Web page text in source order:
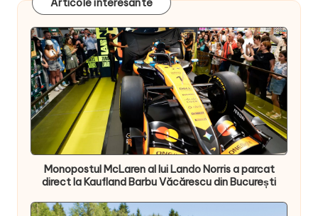
Articole interesante
Monopostul McLaren al lui Lando Norris a parcat
direct la Kaufland Barbu Văcărescu din București